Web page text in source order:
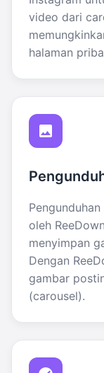
video dari
halaman
oleh
menyimpan
Dengan
gambar
(carousel).